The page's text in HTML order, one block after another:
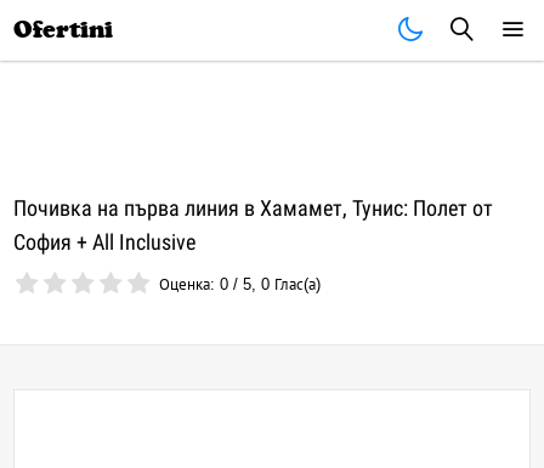
Ofertini
Почивка на първа линия в Хамамет, Тунис: Полет от
София + All Inclusive
Оценка:0 /5,0 Глас(а)